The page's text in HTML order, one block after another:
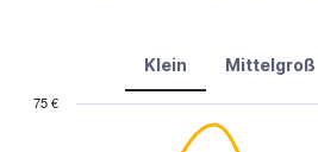
Klein Mittelgroß
75 €